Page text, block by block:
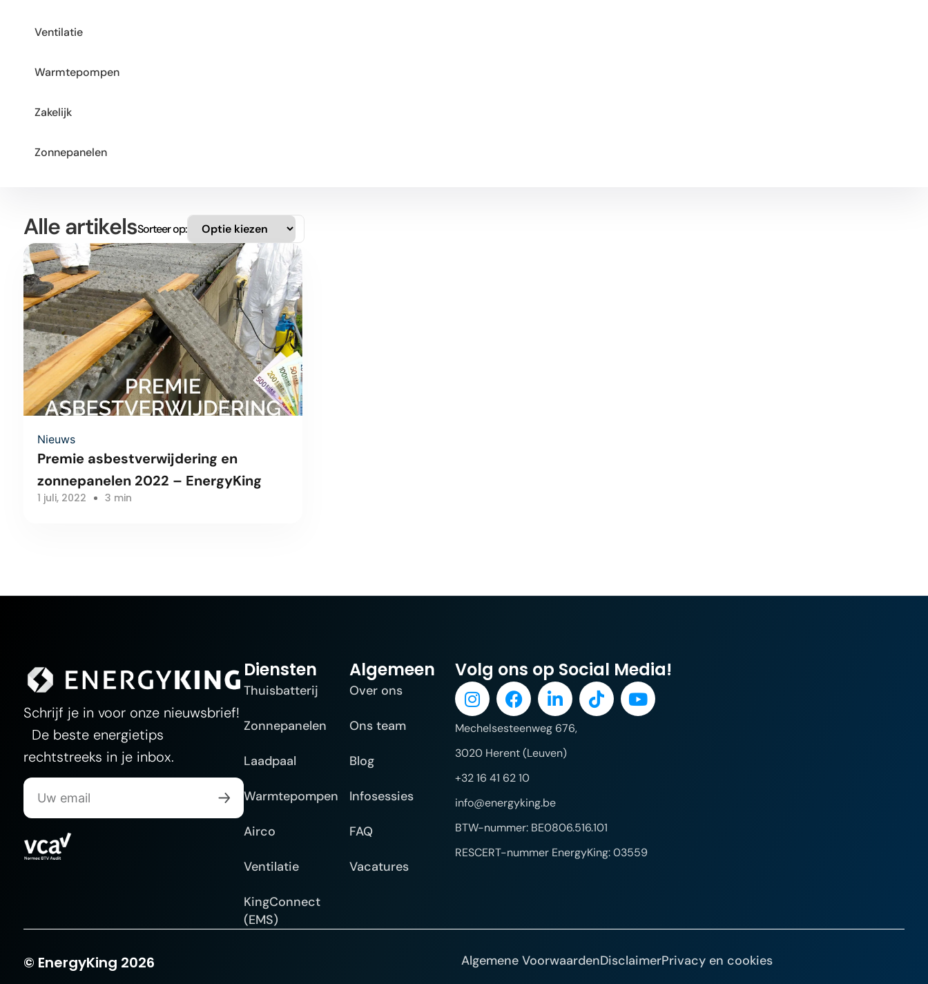
Ventilatie
Warmtepompen
Zakelijk
Zonnepanelen
Alle artikelsSorteer op:
Nieuws
Premie asbestverwijdering en
zonnepanelen 2022 – EnergyKing
1 juli, 2022 3 min
Schrijf je in voor onze nieuwsbrief!
De beste energietips
rechtstreeks in je inbox.
Diensten
Thuisbatterij
Zonnepanelen
Laadpaal
Warmtepompen
Airco
Ventilatie
KingConnect
(EMS)
Algemeen
Over ons
Ons team
Blog
Infosessies
FAQ
Vacatures
Volg ons op Social Media!
Mechelsesteenweg 676,
3020 Herent (Leuven)
+32 16 41 62 10
info@energyking.be
BTW-nummer: BE0806.516.101
RESCERT-nummer EnergyKing: 03559
© EnergyKing 2026 Algemene VoorwaardenDisclaimerPrivacy en cookies